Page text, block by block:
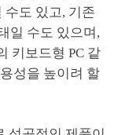
수도 있고, 기존
일 수도 있으며,
키보드형 PC 같
성을 높이려 할